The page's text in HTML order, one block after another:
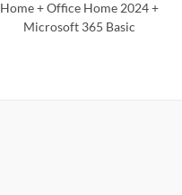
Home + Office Home 2024 +
Microsoft 365 Basic